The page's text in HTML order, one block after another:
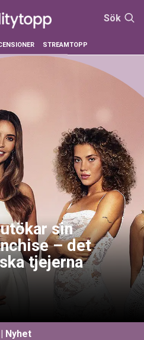
Sök
STREAMTOPP
sin
– det
tjejerna
| Nyhet